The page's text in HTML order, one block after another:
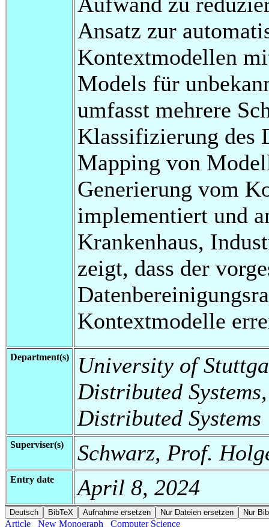
Ansatz zur
Kontextmodellen
Models für
umfasst mehrere
Klassifizierung des
Mapping von
Generierung vom
implementiert und
Krankenhaus,
zeigt, dass der
Kontextmodelle
Department(s)
University of
Distributed
Distributed Systems
Superviser(s) Schwarz, Prof.
Entry date April 8, 2024
Article New Monograph Computer Science